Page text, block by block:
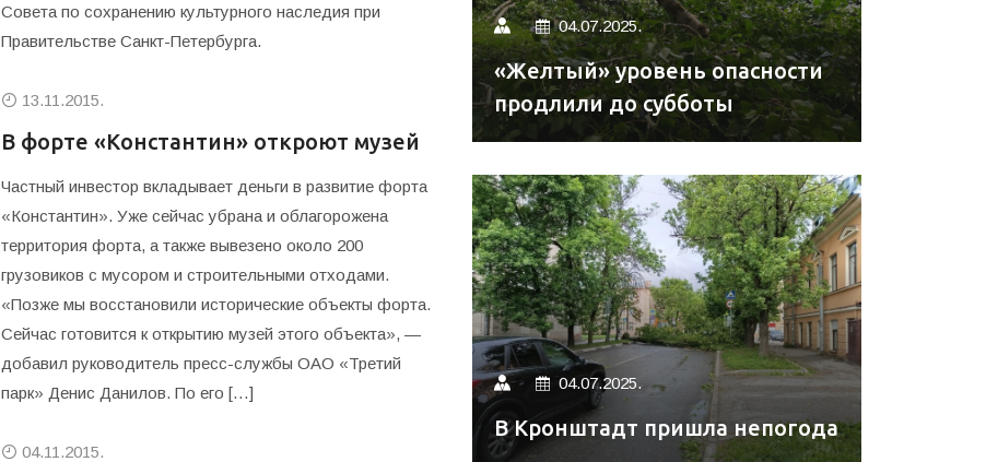
Совета по сохранению культурного наследия при
Правительстве Санкт-Петербурга.
13.11.2015.
В форте «Константин» откроют музей
Частный инвестор вкладывает деньги в развитие форта
«Константин». Уже сейчас убрана и облагорожена
территория форта, а также вывезено около 200
грузовиков с мусором и строительными отходами.
«Позже мы восстановили исторические объекты форта.
Сейчас готовится к открытию музей этого объекта», —
добавил руководитель пресс-службы ОАО «Третий
парк» Денис Данилов. По его […]
04.11.2015.
04.07.2025.
«Желтый» уровень опасности
продлили до субботы
04.07.2025.
В Кронштадт пришла непогода